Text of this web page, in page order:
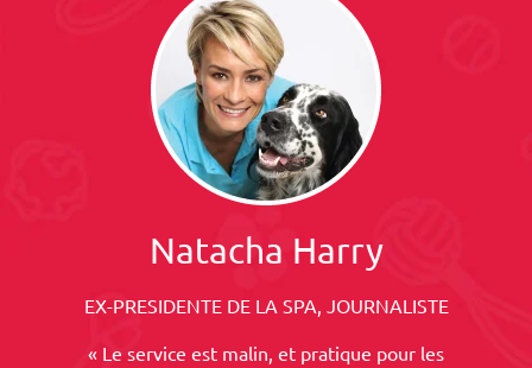
Natacha Harry
EX-PRESIDENTE DE LA SPA, JOURNALISTE
« Le service est malin, et pratique pour les